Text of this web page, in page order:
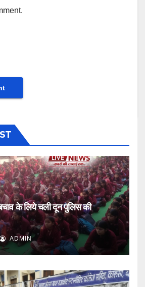
के लिये चली दून पुलिस की
ADMIN